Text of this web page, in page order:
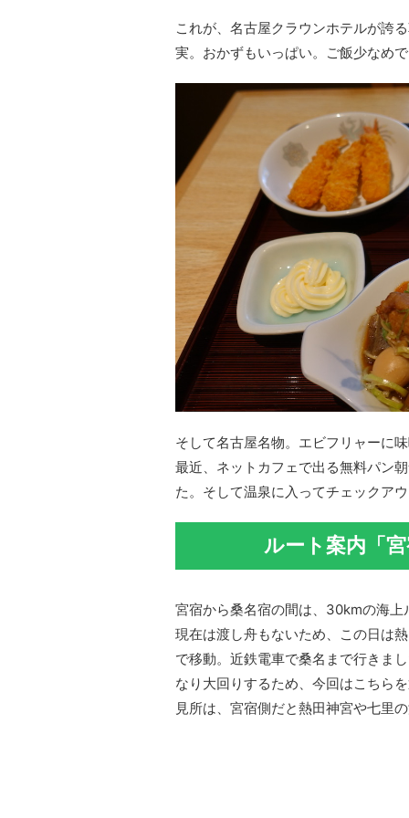
これが、名古屋クラウンホテルが誇
実。おかずもいっぱい。ご飯少なめ
そして名古屋名物。エビフリャーに
最近、ネットカフェで出る無料パン
た。そして温泉に入ってチェックア
ルート案内「
宮宿から桑名宿の間は、30kmの海上
現在は渡し舟もないため、この日は
で移動。近鉄電車で桑名まで行きま
なり大回りするため、今回はこちら
見所は、宮宿側だと熱田神宮や七里